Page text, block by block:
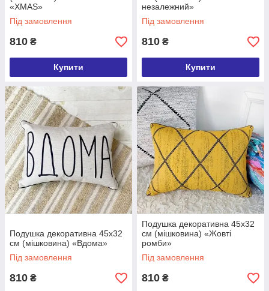
«XMAS»
Під замовлення
810 ₴
Купити
незалежний»
Під замовлення
810 ₴
Купити
Подушка декоративна 45х32
см (мішковина) «Вдома»
Під замовлення
810 ₴
Подушка декоративна 45х32
см (мішковина) «Жовті
ромби»
Під замовлення
810 ₴